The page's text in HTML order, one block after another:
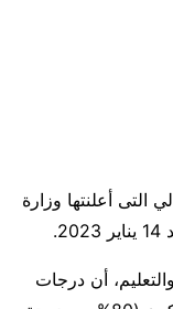
التى أعلنتها وزارة
أن درجات